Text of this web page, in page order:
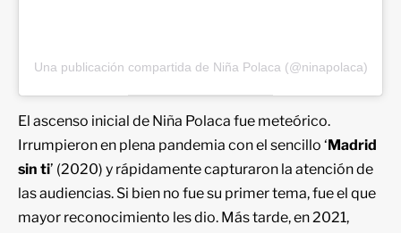
Una publicación compartida de Niña Polaca (@ninapolaca)
El ascenso inicial de Niña Polaca fue meteórico.
Irrumpieron en plena pandemia con el sencillo ‘Madrid
sin ti’ (2020) y rápidamente capturaron la atención de
las audiencias. Si bien no fue su primer tema, fue el que
mayor reconocimiento les dio. Más tarde, en 2021,